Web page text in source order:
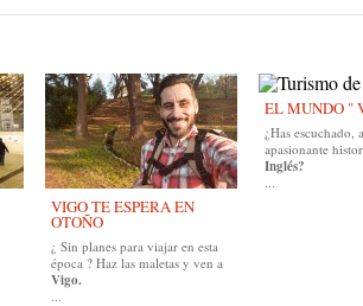
VIGO TE ESPERA EN
OTOÑO
¿ Sin planes para viajar en esta
época ? Haz las maletas y ven a
Vigo.
...
EL MUNDO "
¿Has escuchado,
apasionante
Inglés?
...